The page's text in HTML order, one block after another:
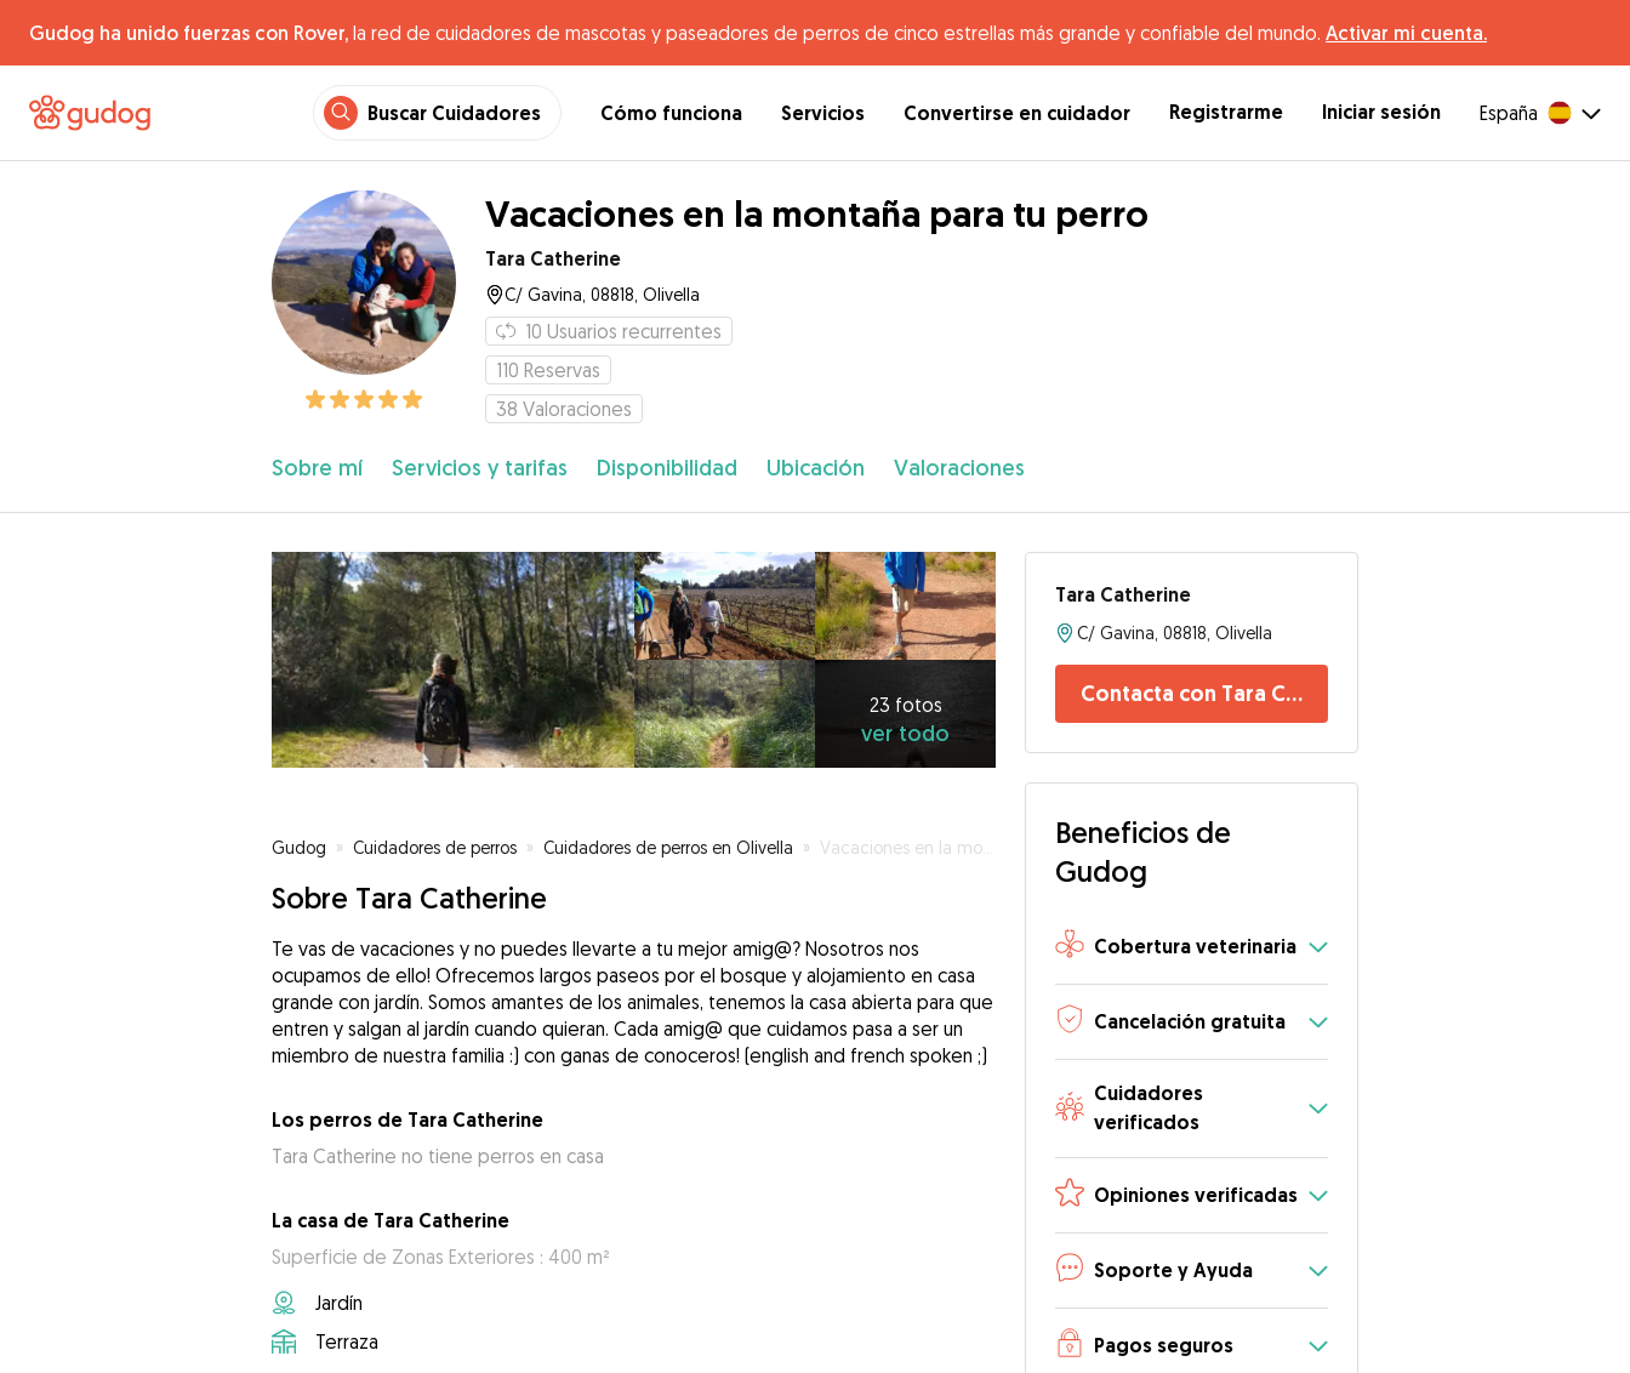
Gudog ha unido fuerzas con Rover, la red de cuidadores de mascotas y paseadores de perros de cinco estrellas más grande y confiable del mundo. Activar mi cuenta.
Buscar Cuidadores Cómo funciona Servicios Convertirse en cuidador Registrarme Iniciar sesión España
Vacaciones en la montaña para tu perro
Tara Catherine
C/ Gavina, 08818, Olivella
10 Usuarios recurrentes
110 Reservas
38 Valoraciones
Sobre mí Servicios y tarifas Disponibilidad Ubicación Valoraciones
23 fotos
ver todo
Gudog » Cuidadores de perros » Cuidadores de perros en Olivella » Vacaciones en la montaña para tu perro
Sobre Tara Catherine
Te vas de vacaciones y no puedes llevarte a tu mejor amig@? Nosotros nos
ocupamos de ello! Ofrecemos largos paseos por el bosque y alojamiento en casa
grande con jardín. Somos amantes de los animales, tenemos la casa abierta para que
entren y salgan al jardín cuando quieran. Cada amig@ que cuidamos pasa a ser un
miembro de nuestra familia :) con ganas de conoceros! (english and french spoken ;)
Los perros de Tara Catherine
Tara Catherine no tiene perros en casa
La casa de Tara Catherine
Superficie de Zonas Exteriores : 400 m²
Jardín
Terraza
Tara Catherine
C/ Gavina, 08818, Olivella
Contacta con Tara Catherine
Beneficios de
Gudog
Cobertura veterinaria
Cancelación gratuita
Cuidadores
verificados
Opiniones verificadas
Soporte y Ayuda
Pagos seguros